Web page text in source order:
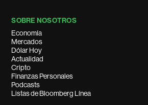
SOBRE NOSOTROS
Economía
Mercados
Dólar Hoy
Actualidad
Cripto
Finanzas Personales
Podcasts
Listas de Bloomberg Línea